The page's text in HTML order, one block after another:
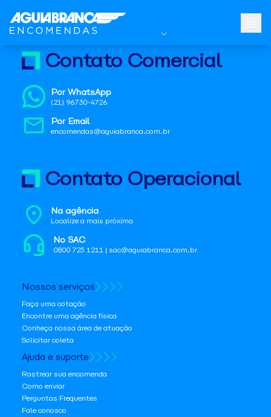
Contato Comercial
Por WhatsApp
(21) 96730-4726
Por Email
encomendas@aguiabranca.com.br
Contato Operacional
Na agência
Localize a mais próxima
No SAC
0800 725 1211 | sac@aguiabranca.com.br
Nossos serviços
Faça uma cotação
Encontre uma agência física
Conheça nossa área de atuação
Solicitar coleta
Ajuda e suporte
Rastrear sua encomenda
Como enviar
Perguntas Frequentes
Fale conosco